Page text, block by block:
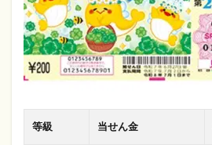
等級 当せん金